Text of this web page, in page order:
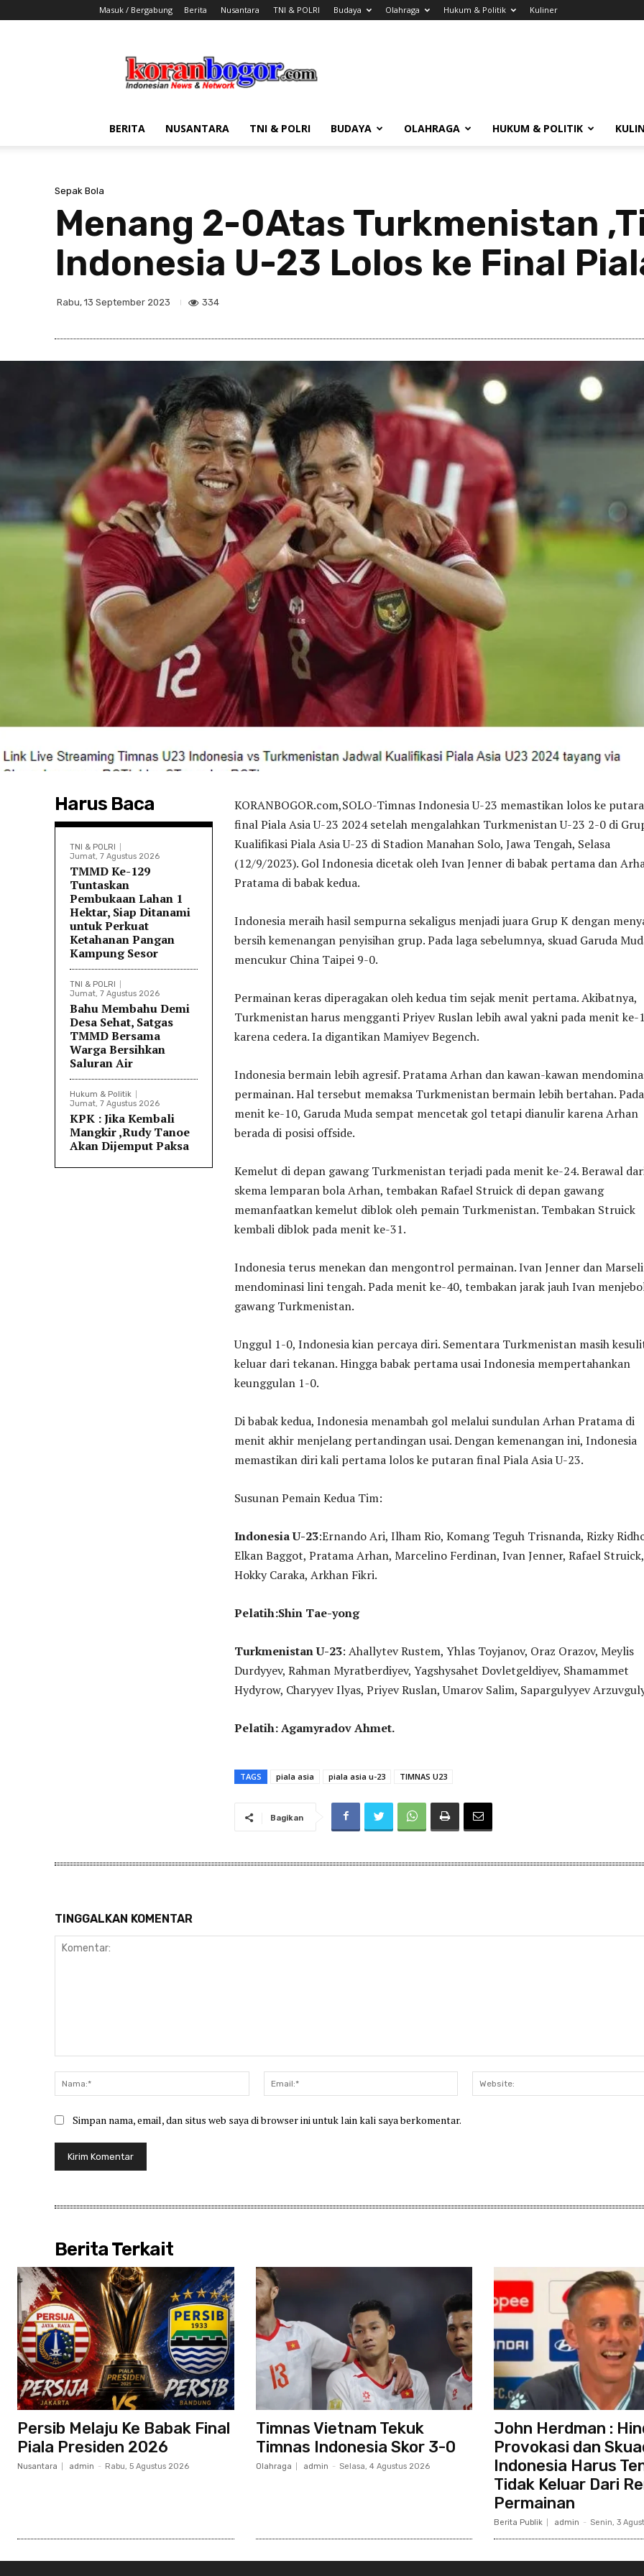
Masuk / Bergabung Berita Nusantara TNI & POLRI Budaya Olahraga Hukum & Politik Kuliner
Bogor
BERITA NUSANTARA TNI & POLRI BUDAYA OLAHRAGA HUKUM & POLITIK
Sepak Bola
Menang 2-0Atas Turkmenistan
Indonesia U-23 Lolos ke Final
Rabu, 13 September 2023 334
Harus Baca
TNI & POLRI
Jumat, 7 Agustus 2026
TMMD Ke-129
Tuntaskan
Pembukaan Lahan 1
Hektar, Siap Ditanami
untuk Perkuat
Ketahanan Pangan
Kampung Sesor
TNI & POLRI
Jumat, 7 Agustus 2026
Bahu Membahu Demi
Desa Sehat, Satgas
TMMD Bersama
Warga Bersihkan
Saluran Air
Hukum & Politik
Jumat, 7 Agustus 2026
KPK : Jika Kembali
Mangkir ,Rudy Tanoe
Akan Dijemput Paksa
KORANBOGOR.com,SOLO-Timnas Indonesia U-23 memastikan lolos ke
final Piala Asia U-23 2024 setelah mengalahkan Turkmenistan U-23 2-0 di
Kualifikasi Piala Asia U-23 di Stadion Manahan Solo, Jawa Tengah, Selasa
(12/9/2023). Gol Indonesia dicetak oleh Ivan Jenner di babak pertama dan
Pratama di babak kedua.
Indonesia meraih hasil sempurna sekaligus menjadi juara Grup K dengan
bersih kemenangan penyisihan grup. Pada laga sebelumnya, skuad Garuda
mencukur China Taipei 9-0.
Permainan keras diperagakan oleh kedua tim sejak menit pertama. Akibatnya,
Turkmenistan harus mengganti Priyev Ruslan lebih awal yakni pada menit ke-
karena cedera. Ia digantikan Mamiyev Begench.
Indonesia bermain lebih agresif. Pratama Arhan dan kawan-kawan
permainan. Hal tersebut memaksa Turkmenistan bermain lebih bertahan. Pada
menit ke-10, Garuda Muda sempat mencetak gol tetapi dianulir karena Arhan
berada di posisi offside.
Kemelut di depan gawang Turkmenistan terjadi pada menit ke-24. Berawal
skema lemparan bola Arhan, tembakan Rafael Struick di depan gawang
memanfaatkan kemelut diblok oleh pemain Turkmenistan. Tembakan Struick
kembali diblok pada menit ke-31.
Indonesia terus menekan dan mengontrol permainan. Ivan Jenner dan
mendominasi lini tengah. Pada menit ke-40, tembakan jarak jauh Ivan
gawang Turkmenistan.
Unggul 1-0, Indonesia kian percaya diri. Sementara Turkmenistan masih
keluar dari tekanan. Hingga babak pertama usai Indonesia mempertahankan
keunggulan 1-0.
Di babak kedua, Indonesia menambah gol melalui sundulan Arhan Pratama di
menit akhir menjelang pertandingan usai. Dengan kemenangan ini, Indonesia
memastikan diri kali pertama lolos ke putaran final Piala Asia U-23.
Susunan Pemain Kedua Tim:
Indonesia U-23:Ernando Ari, Ilham Rio, Komang Teguh Trisnanda, Rizky
Elkan Baggot, Pratama Arhan, Marcelino Ferdinan, Ivan Jenner, Rafael Struick,
Hokky Caraka, Arkhan Fikri.
Pelatih:Shin Tae-yong
Turkmenistan U-23: Ahallytev Rustem, Yhlas Toyjanov, Oraz Orazov, Meylis
Durdyyev, Rahman Myratberdiyev, Yagshysahet Dovletgeldiyev, Shamammet
Hydyrow, Charyyev Ilyas, Priyev Ruslan, Umarov Salim, Sapargulyyev
Pelatih: Agamyradov Ahmet.
TAGS piala asia piala asia u-23 TIMNAS U23
Bagikan
TINGGALKAN KOMENTAR
Nama:*
Email:*
Simpan nama, email, dan situs web saya di browser ini untuk lain kali saya berkomentar.
Berita Terkait
Persib Melaju Ke Babak Final
Piala Presiden 2026
Nusantara admin - Rabu, 5 Agustus 2026
Timnas Vietnam Tekuk
Timnas Indonesia Skor 3-0
Olahraga admin - Selasa, 4 Agustus 2026
John Herdman :
Provokasi dan
Indonesia Harus
Tidak Keluar Dari
Permainan
Berita Publik admin - Senin, 3